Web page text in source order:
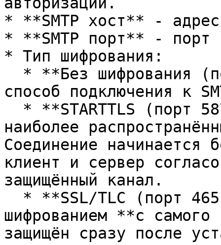
* **SMTP хост** -
* **SMTP порт** - порт
* Тип шифрования:
способ подключения к
наиболее
Соединение начинается
клиент и сервер
защищённый канал.
шифрованием **с
защищён сразу после